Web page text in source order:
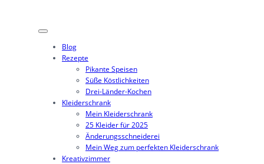
Blog
Rezepte
Pikante Speisen
Süße Köstlichkeiten
Drei-Länder-Kochen
Kleiderschrank
Mein Kleiderschrank
25 Kleider für 2025
Änderungsschneiderei
Mein Weg zum perfekten Kleiderschrank
Kreativzimmer